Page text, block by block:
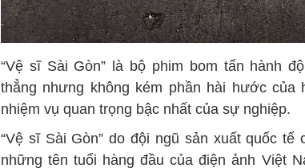
“Vệ sĩ Sài Gòn” là bộ phim bom tấn hành
thẳng nhưng không kém phần hài hước của
nhiệm vụ quan trọng bậc nhất của sự nghiệp.
“Vệ sĩ Sài Gòn” do đội ngũ sản xuất quốc
những tên tuổi hàng đầu của điện ảnh Việt